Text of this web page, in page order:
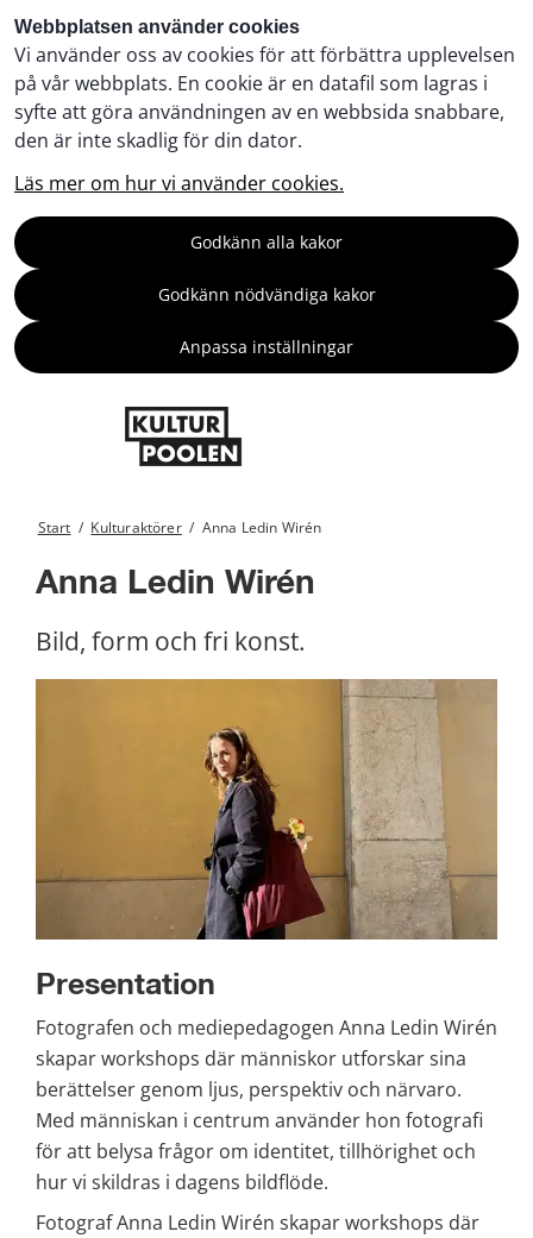
Webbplatsen använder cookies
Vi använder oss av cookies för att förbättra upplevelsen
på vår webbplats. En cookie är en datafil som lagras i
syfte att göra användningen av en webbsida snabbare,
den är inte skadlig för din dator.
Läs mer om hur vi använder cookies.
Godkänn alla kakor
Godkänn nödvändiga kakor
Anpassa inställningar
Start / Kulturaktörer / Anna Ledin Wirén
Anna Ledin Wirén
Bild, form och fri konst.
Presentation
Fotografen och mediepedagogen Anna Ledin Wirén
skapar workshops där människor utforskar sina
berättelser genom ljus, perspektiv och närvaro.
Med människan i centrum använder hon fotografi
för att belysa frågor om identitet, tillhörighet och
hur vi skildras i dagens bildflöde.
Fotograf Anna Ledin Wirén skapar workshops där